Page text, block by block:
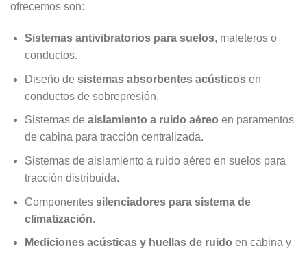
ofrecemos son:
Sistemas antivibratorios para suelos, maleteros o
conductos.
Diseño de sistemas absorbentes acústicosen
conductos de sobrepresión.
Sistemas de aislamiento a ruido aéreo en paramentos
de cabina para tracción centralizada.
Sistemas de aislamiento a ruido aéreo en suelos para
tracción distribuida.
Componentes silenciadores para sistema de
climatización.
Mediciones acústicas y huellas de ruido en cabina y